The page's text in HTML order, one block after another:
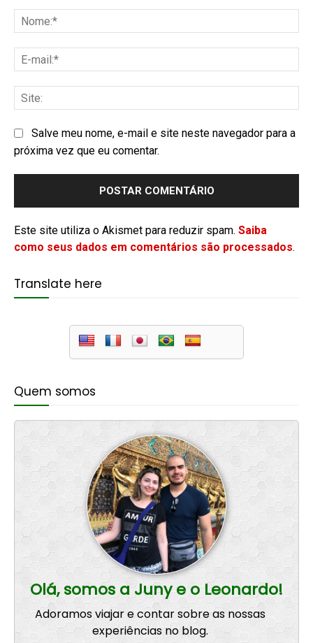
Salve meu nome, e-mail e site neste navegador para a
próxima vez que eu comentar.
Este site utiliza o Akismet para reduzir spam. Saiba
como seus dados em comentários são processados.
Translate here
Quem somos
Olá, somos a Juny e o Leonardo!
Adoramos viajar e contar sobre as nossas
experiências no blog.